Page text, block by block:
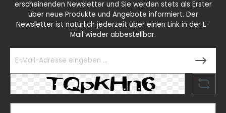
erscheinenden Newsletter und Sie werden stets als Erster
über neue Produkte und Angebote informiert. Der
Newsletter ist natürlich jederzeit über einen Link in der E-
Mail wieder abbestellbar.